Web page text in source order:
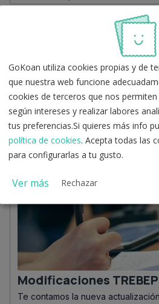
Consejo de Desarrollo
☝️ Descubre los datos más
actualización del Consejo de
cómo afecta al temario de tu
Modificaciones TREBEP
Te contamos la nueva
GoKoan utiliza cookies propias y de
que nuestra web funcione
cookies de terceros que nos
según intereses y realizar labores
tus preferencias.Si quieres más info
política de cookies. Acepta todas las
para configurarlas a tu gusto.
Ver más Rechazar